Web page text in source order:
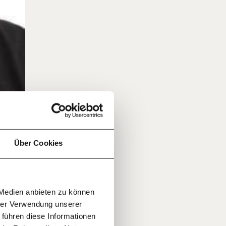
Über Cookies
anbieten zu können
Verwendung unserer
diese Informationen
die
100€ €